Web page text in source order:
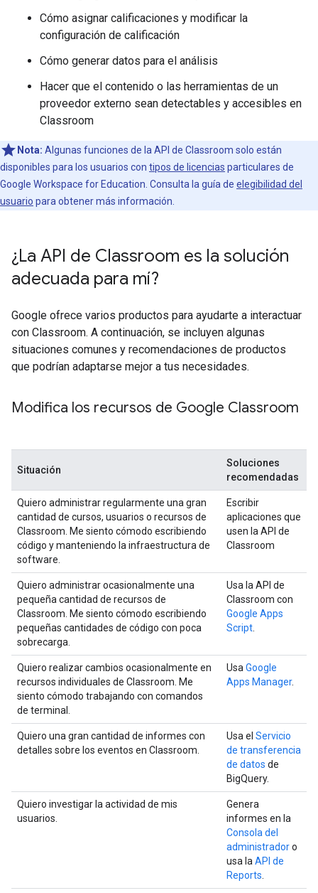
Cómo asignar calificaciones y modificar la
configuración de calificación
Cómo generar datos para el análisis
Hacer que el contenido o las herramientas de un
proveedor externo sean detectables y accesibles en
Classroom
Nota: Algunas funciones de la API de Classroom solo están
disponibles para los usuarios con tipos de licencias particulares de
Google Workspace for Education. Consulta la guía de elegibilidad del
usuario para obtener más información.
¿La API de Classroom es la solución
adecuada para mí?
Google ofrece varios productos para ayudarte a interactuar
con Classroom. A continuación, se incluyen algunas
situaciones comunes y recomendaciones de productos
que podrían adaptarse mejor a tus necesidades.
Modifica los recursos de Google Classroom
Situación
Soluciones
recomendadas
Quiero administrar regularmente una gran
cantidad de cursos, usuarios o recursos de
Classroom. Me siento cómodo escribiendo
código y manteniendo la infraestructura de
software.
Escribir
aplicaciones que
usen la API de
Classroom
Quiero administrar ocasionalmente una
pequeña cantidad de recursos de
Classroom. Me siento cómodo escribiendo
pequeñas cantidades de código con poca
sobrecarga.
Usa la API de
Classroom con
Google Apps
Script
Quiero realizar cambios ocasionalmente en
recursos individuales de Classroom. Me
siento cómodo trabajando con comandos
de terminal.
Usa Google
Apps Manager.
Quiero una gran cantidad de informes con
detalles sobre los eventos en Classroom.
Usa el Servicio
de transferencia
de datos de
BigQuery.
Quiero investigar la actividad de mis
usuarios.
Genera
informes en la
Consola del
administradoro
usa la API de
Reports